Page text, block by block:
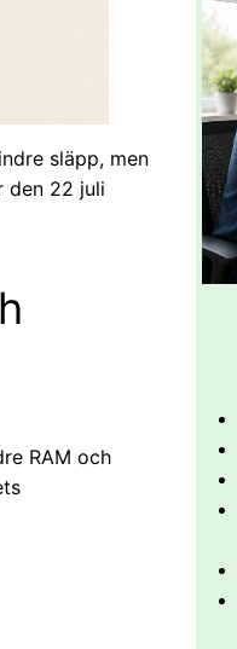
släpp, men
den 22 juli
RAM och